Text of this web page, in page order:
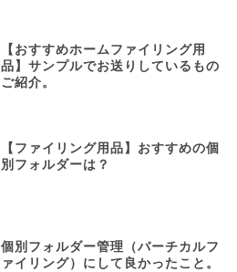
【おすすめホームファイリング用
品】サンプルでお送りしているもの
ご紹介。
【ファイリング用品】おすすめの個
別フォルダーは？
個別フォルダー管理（バーチカルフ
ァイリング）にして良かったこと。